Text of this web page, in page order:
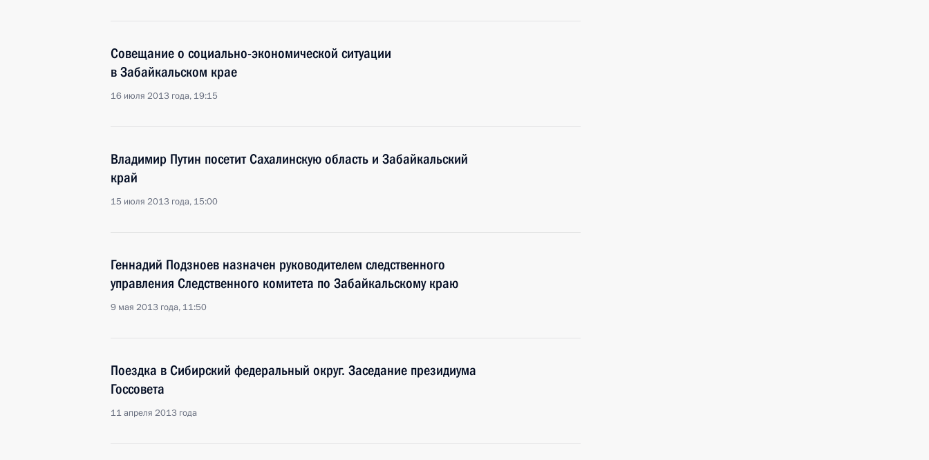
Совещание о социально-экономической ситуации
в Забайкальском крае
16 июля 2013 года, 19:15
Владимир Путин посетит Сахалинскую область и Забайкальский
край
15 июля 2013 года, 15:00
Геннадий Подзноев назначен руководителем следственного
управления Следственного комитета по Забайкальскому краю
9 мая 2013 года, 11:50
Поездка в Сибирский федеральный округ. Заседание президиума
Госсовета
11 апреля 2013 года